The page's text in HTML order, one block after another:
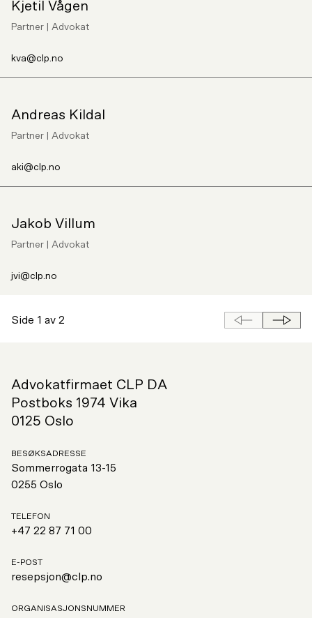
Kjetil Vågen
Partner | Advokat
kva@clp.no
Andreas Kildal
Partner | Advokat
aki@clp.no
Jakob Villum
Partner | Advokat
jvi@clp.no
Side 1 av 2 Forrige
side
Neste
side
Advokatfirmaet CLP DA
Postboks 1974 Vika
0125 Oslo
BESØKSADRESSE
Sommerrogata 13-15
0255 Oslo
TELEFON
+47 22 87 71 00
E-POST
resepsjon@clp.no
ORGANISASJONSNUMMER